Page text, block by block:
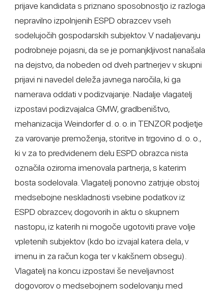
prijave kandidata s priznano sposobnostjo iz razloga
nepravilno izpolnjenih ESPD obrazcev vseh
sodelujočih gospodarskih subjektov. V nadaljevanju
podrobneje pojasni, da se je pomanjkljivost nanašala
na dejstvo, da nobeden od dveh partnerjev v skupni
prijavi ni navedel deleža javnega naročila, ki ga
namerava oddati v podizvajanje. Nadalje vlagatelj
izpostavi podizvajalca GMW, gradbeništvo,
mehanizacija Weindorfer d. o. o. in TENZOR podjetje
za varovanje premoženja, storitve in trgovino d. o. o.,
ki v za to predvidenem delu ESPD obrazca nista
označila oziroma imenovala partnerja, s katerim
bosta sodelovala. Vlagatelj ponovno zatrjuje obstoj
medsebojne neskladnosti vsebine podatkov iz
ESPD obrazcev, dogovorih in aktu o skupnem
nastopu, iz katerih ni mogoče ugotoviti prave volje
vpletenih subjektov (kdo bo izvajal katera dela, v
imenu in za račun koga ter v kakšnem obsegu).
Vlagatelj na koncu izpostavi še neveljavnost
dogovorov o medsebojnem sodelovanju med